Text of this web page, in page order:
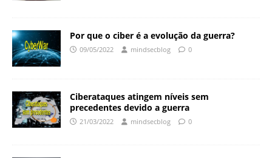
Por que o ciber é a evolução da guerra?
09/05/2022 mindsecblog 0
Ciberataques atingem níveis sem
precedentes devido a guerra
21/03/2022 mindsecblog 0